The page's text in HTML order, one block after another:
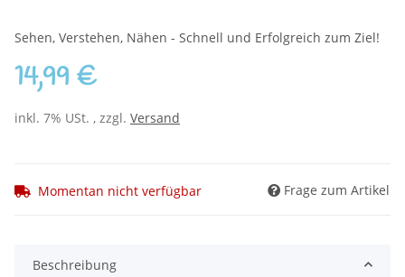
Sehen, Verstehen, Nähen - Schnell und Erfolgreich zum Ziel!
14,99 €
inkl. 7% USt. , zzgl. Versand
Momentan nicht verfügbar Frage zum Artikel
Beschreibung